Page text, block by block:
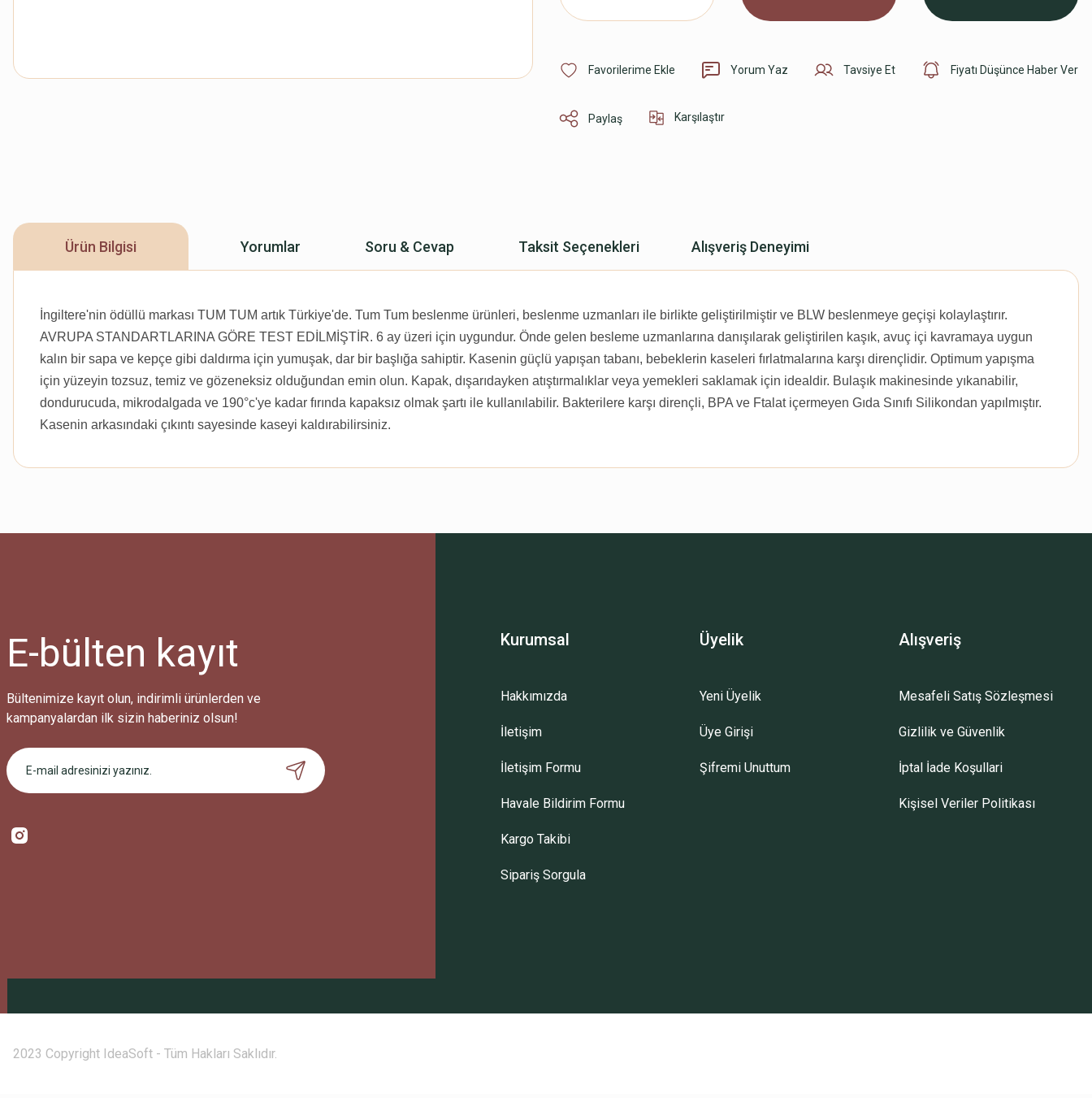
Yorum Yaz Tavsiye Et Fiyatı Düşünce Haber Ver
Paylaş Karşılaştır
Ürün Bilgisi Yorumlar Soru & Cevap Taksit Seçenekleri Alışveriş Deneyimi
İngiltere'nin ödüllü markası TUM TUM artık Türkiye'de. Tum Tum beslenme ürünleri, beslenme uzmanları ile birlikte geliştirilmiştir ve BLW beslenmeye geçişi kolaylaştırır.
AVRUPA STANDARTLARINA GÖRE TEST EDİLMİŞTİR. 6 ay üzeri için uygundur. Önde gelen besleme uzmanlarına danışılarak geliştirilen kaşık, avuç içi kavramaya uygun
kalın bir sapa ve kepçe gibi daldırma için yumuşak, dar bir başlığa sahiptir. Kasenin güçlü yapışan tabanı, bebeklerin kaseleri fırlatmalarına karşı dirençlidir. Optimum yapışma
için yüzeyin tozsuz, temiz ve gözeneksiz olduğundan emin olun. Kapak, dışarıdayken atıştırmalıklar veya yemekleri saklamak için idealdir. Bulaşık makinesinde yıkanabilir,
dondurucuda, mikrodalgada ve 190°c'ye kadar fırında kapaksız olmak şartı ile kullanılabilir. Bakterilere karşı dirençli, BPA ve Ftalat içermeyen Gıda Sınıfı Silikondan yapılmıştır.
Kasenin arkasındaki çıkıntı sayesinde kaseyi kaldırabilirsiniz.
Bu ürüne ilk yorumu siz yapın!
Ürün hakkında henüz soru sorulmamış.
Sitemize ilk yorumu siz yapın!
E-bülten kayıt
Bültenimize kayıt olun, indirimli ürünlerden ve
kampanyalardan ilk sizin haberiniz olsun!
Kurumsal
Hakkımızda
İletişim
İletişim Formu
Havale Bildirim Formu
Kargo Takibi
Sipariş Sorgula
Üyelik
Yeni Üyelik
Üye Girişi
Şifremi Unuttum
Alışveriş
Mesafeli Satış Sözleşmesi
Gizlilik ve Güvenlik
İptal İade Koşullari
Kişisel Veriler Politikası
2023 Copyright IdeaSoft - Tüm Hakları Saklıdır.